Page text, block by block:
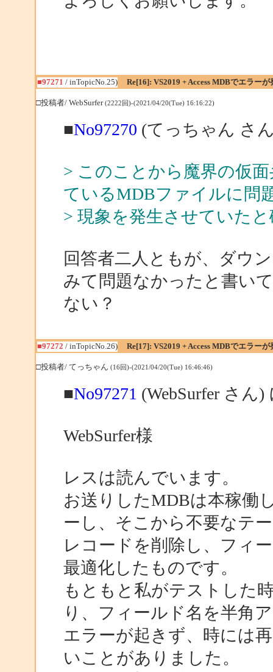
■97271 / inTopicNo.25) Re[16]: VS2019 + Access MDBでエラーが
□投稿者/ WebSurfer(2222回)-(2021/04/20(Tue) 16:16:22)
■No97270 (てっちゃん さ
> このことから魔界の仮
ているMDBファイルに問
> 現象を発生させていた
回答者二人ともが、ダウ
みて問題なかったと書い
ない？
■97272 / inTopicNo.26) Re[17]: VS2019 + Access MDBでエラーが
□投稿者/ てっちゃん (16回)-(2021/04/20(Tue) 16:46:46)
■No97271 (WebSurfer さん)
WebSurfer様
レスは読んでいます。
お送りしたMDBは本稼働
ーし、そこから不要なテ
レコードを削除し、フィ
最適化したものです。
もともと私がテストした
り、フィールド名を半角
エラーが起きず、時には
いことがありました。